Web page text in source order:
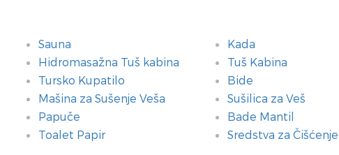
Sauna
Kada
Hidromasažna Tuš kabina
Tuš Kabina
Tursko Kupatilo
Bide
Mašina za Sušenje Veša
Sušilica za Veš
Papuče
Bade Mantil
Toalet Papir Sredstva za Čišćenje